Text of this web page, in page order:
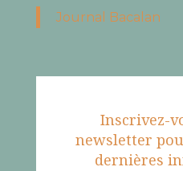
Journal Bacalan
Inscrivez-
newsletter
dernières